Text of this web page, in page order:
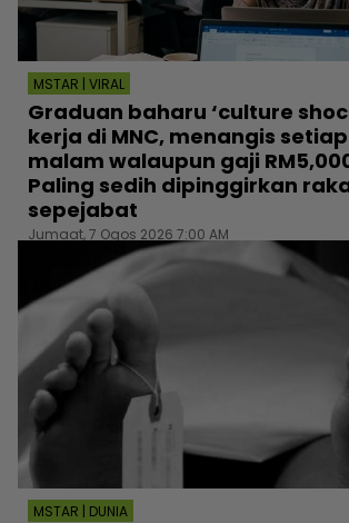
MSTAR | VIRAL
Graduan baharu ‘culture
kerja di MNC, menangis setiap
malam walaupun gaji
Paling sedih dipinggirkan
sepejabat
Jumaat, 7 Ogos 2026 7:00 AM
MSTAR | DUNIA